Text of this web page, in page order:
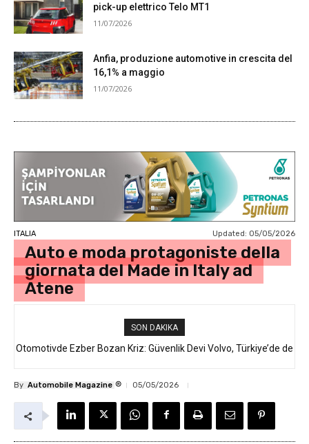
pick-up elettrico Telo MT1
11/07/2026
Anfia, produzione automotive in crescita del
16,1% a maggio
11/07/2026